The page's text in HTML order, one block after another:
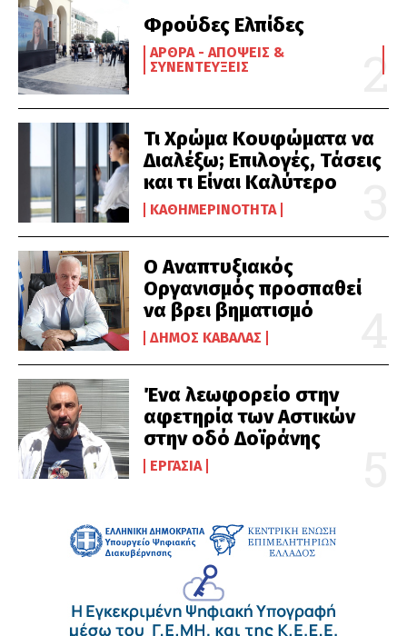
Φρούδες Ελπίδες
ΆΡΘΡΑ - ΑΠΌΨΕΙΣ &
ΣΥΝΕΝΤΕΎΞΕΙΣ
Τι Χρώμα Κουφώματα να
Διαλέξω; Επιλογές, Τάσεις
και τι Είναι Καλύτερο
ΚΑΘΗΜΕΡΙΝΌΤΗΤΑ
Ο Αναπτυξιακός
Οργανισμός προσπαθεί
να βρει βηματισμό
ΔΉΜΟΣ ΚΑΒΆΛΑΣ
Ένα λεωφορείο στην
αφετηρία των Αστικών
στην οδό Δοϊράνης
ΕΡΓΑΣΊΑ